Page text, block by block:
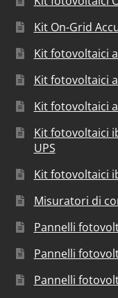
Kit On-Grid
Kit fotovoltaici
Kit fotovoltaici
Kit fotovoltaici
Kit fotovoltaici
UPS
Kit fotovoltaici
Misuratori di
Pannelli
Pannelli
Pannelli